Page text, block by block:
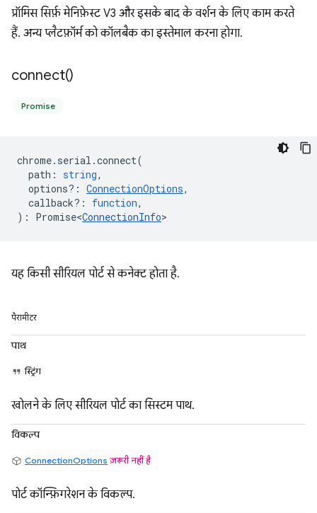
प्रॉमिस सिर्फ़ मेनिफ़ेस्ट V3 और इसके बाद के वर्शन के लिए काम करते
हैं. अन्य प्लैटफ़ॉर्म को कॉलबैक का इस्तेमाल करना होगा.
connect()
Promise
chrome. serial .connect(
path : string,
options? : ConnectionOptions,
callback? : function,
) : Promise<ConnectionInfo>
यह किसी सीरियल पोर्ट से कनेक्ट होता है.
पैरामीटर
पाथ
स्ट्रिंग
खोलने के लिए सीरियल पोर्ट का सिस्टम पाथ.
विकल्प
ConnectionOptions ज़रूरी नहीं है
पोर्ट कॉन्फ़िगरेशन के विकल्प.